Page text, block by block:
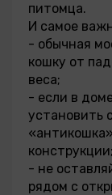
питомца.
И самое
- обычная
кошку от
веса;
- если в
установить
конструкции;
- не
рядом с